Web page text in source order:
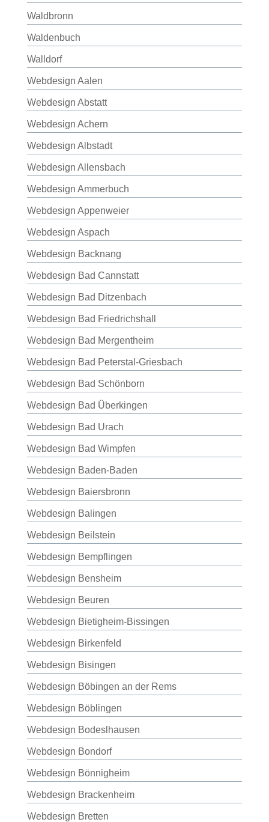
Waldbronn
Waldenbuch
Walldorf
Webdesign Aalen
Webdesign Abstatt
Webdesign Achern
Webdesign Albstadt
Webdesign Allensbach
Webdesign Ammerbuch
Webdesign Appenweier
Webdesign Aspach
Webdesign Backnang
Webdesign Bad Cannstatt
Webdesign Bad Ditzenbach
Webdesign Bad Friedrichshall
Webdesign Bad Mergentheim
Webdesign Bad Peterstal-Griesbach
Webdesign Bad Schönborn
Webdesign Bad Überkingen
Webdesign Bad Urach
Webdesign Bad Wimpfen
Webdesign Baden-Baden
Webdesign Baiersbronn
Webdesign Balingen
Webdesign Beilstein
Webdesign Bempflingen
Webdesign Bensheim
Webdesign Beuren
Webdesign Bietigheim-Bissingen
Webdesign Birkenfeld
Webdesign Bisingen
Webdesign Böbingen an der Rems
Webdesign Böblingen
Webdesign Bodeslhausen
Webdesign Bondorf
Webdesign Bönnigheim
Webdesign Brackenheim
Webdesign Bretten